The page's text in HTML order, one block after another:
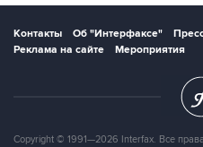
Контакты Об "Интерфаксе"
Реклама на сайте
Мероприятия
Copyright © 1991—2026 Interfax. Все